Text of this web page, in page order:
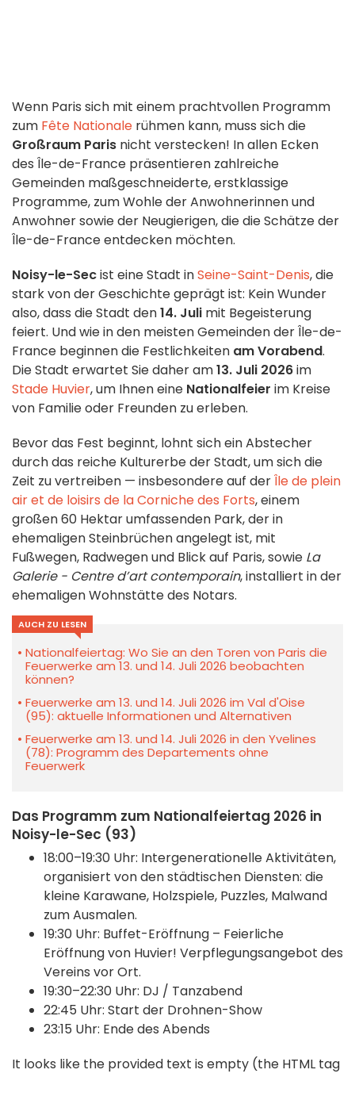
Wenn Paris sich mit einem prachtvollen Programm
zum Fête Nationale rühmen kann, muss sich die
Großraum Paris nicht verstecken! In allen Ecken
des Île-de-France präsentieren zahlreiche
Gemeinden maßgeschneiderte, erstklassige
Programme, zum Wohle der Anwohnerinnen und
Anwohner sowie der Neugierigen, die die Schätze der
Île-de-France entdecken möchten.
Noisy-le-Secist eine Stadt inSeine-Saint-Denis, die
stark von der Geschichte geprägt ist: Kein Wunder
also, dass die Stadt den14. Juli mit Begeisterung
feiert. Und wie in den meisten Gemeinden der Île-de-
France beginnen die Festlichkeiten am Vorabend.
Die Stadt erwartet Sie daher am13. Juli 2026im
Stade Huvier, um Ihnen eine Nationalfeier im Kreise
von Familie oder Freunden zu erleben.
Bevor das Fest beginnt, lohnt sich ein Abstecher
durch das reiche Kulturerbe der Stadt, um sich die
Zeit zu vertreiben — insbesondere auf derÎle de plein
air et de loisirs de la Corniche des Forts, einem
großen 60 Hektar umfassenden Park, der in
ehemaligen Steinbrüchen angelegt ist, mit
Fußwegen, Radwegen und Blick auf Paris, sowie La
Galerie - Centre d’art contemporain, installiert in der
ehemaligen Wohnstätte des Notars.
AUCH ZU LESEN
Nationalfeiertag: Wo Sie an den Toren von Paris die
Feuerwerke am 13. und 14. Juli 2026 beobachten
können?
Feuerwerke am 13. und 14. Juli 2026 im Val d'Oise
(95): aktuelle Informationen und Alternativen
Feuerwerke am 13. und 14. Juli 2026 in den Yvelines
(78): Programm des Departements ohne
Feuerwerk
Das Programm zum Nationalfeiertag 2026 in
Noisy-le-Sec (93)
18:00–19:30 Uhr: Intergenerationelle Aktivitäten,
organisiert von den städtischen Diensten: die
kleine Karawane, Holzspiele, Puzzles, Malwand
zum Ausmalen.
19:30 Uhr: Buffet-Eröffnung – Feierliche
Eröffnung von Huvier! Verpflegungsangebot des
Vereins vor Ort.
19:30–22:30 Uhr: DJ / Tanzabend
22:45 Uhr: Start der Drohnen-Show
23:15 Uhr: Ende des Abends
It looks like the provided text is empty (the HTML tag